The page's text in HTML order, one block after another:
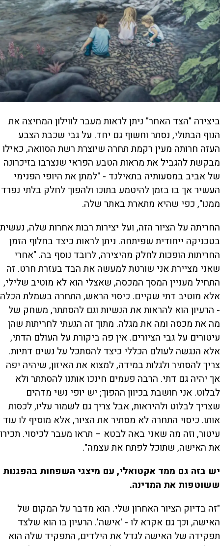
ביצירה "הצד האחר" ניתן לראות מעבר לווילון המחיצה את
הנוף הבתולי, נסתר וחשוף גם יחד. על גבי שכבת הצבע
העזה חרותה מעין רקמת תחרה שיוצרת רשת הסוואה, כאילו
מבקשת להגביל את מראות הטבע הפראי שנצרבו בזיכרונה
של אביב במסעותיה בתאילנד - "למתן את היופי הפנימי
העשיר אך בו בזמן להיטמע בתוכו ולהפוך לחלק בלתי נפרד
ממנו", כפי שהיא מתארת באתר שלה.
החריתה על הציור הזה, ועל יצירות רבות אחרות שלה, נעשית
בטכניקה ייחודית שפיתחה. ניתן לראות כיצד בחלוף הזמן
החריתות הופכות לחלק מהיצירה, לרובד נוסף בה. "אחרי
שאני מציירת אני שורטת למעשה את הבד בעזרת חרט. זה
התחיל מעניין המסך המכסה, שאצלי הוא לא מוטיב שלילי,
אלא מוטיב דתי שקיים. כיסוי הראש, התחרה בשמלת הכלה
- הרעיון הוא להראות את הנשיות וגם להסתתר, משחק של
מה את מכסה ומה את מגלה. מתוך זה הגעתי לחריתות שהן
עיטורים על גבי הציורים. אין פה ביקורת על העולם הדתי,
אלא הנגשה לעולם הכללי כיצד להסתכל על נשים דתיות.
צריך להסתיר ולגלות במידה, למצוא את האיזון, שיהיה יפה
אך יהיה גם דתי. הרבה פעמים חינכו אותנו להסתתר ולא
לבלוט. אני חושבת בכיוון ההפוך; יש יופי נשי מדהים
שצריך לבלוט ולהיראות, אבל צריך גם לשמור עליו, לכסות
אותו. כיסוי התחרה לא מסתיר את הציור, אלא מוסיף לו עוד
עיטור, וזה מה שאני באה לבטא – תראו מעבר לכיסוי. תכירו
את האישה, שתוכל לפתח את עצמה".
יש בזה גם ממד אקטואלי, עם מיצגי השפחות בהפגנות
ששוטפות את המדינה.
"זה בדיוק הציור האחרון שלי. הוא מדבר על המקום של
האישה, וכך גם אקרא לו - 'אישה'. הרעיון בו הוא שלצד
תפקידה של האישה לגדל את הילדים, התפקיד שלה הוא